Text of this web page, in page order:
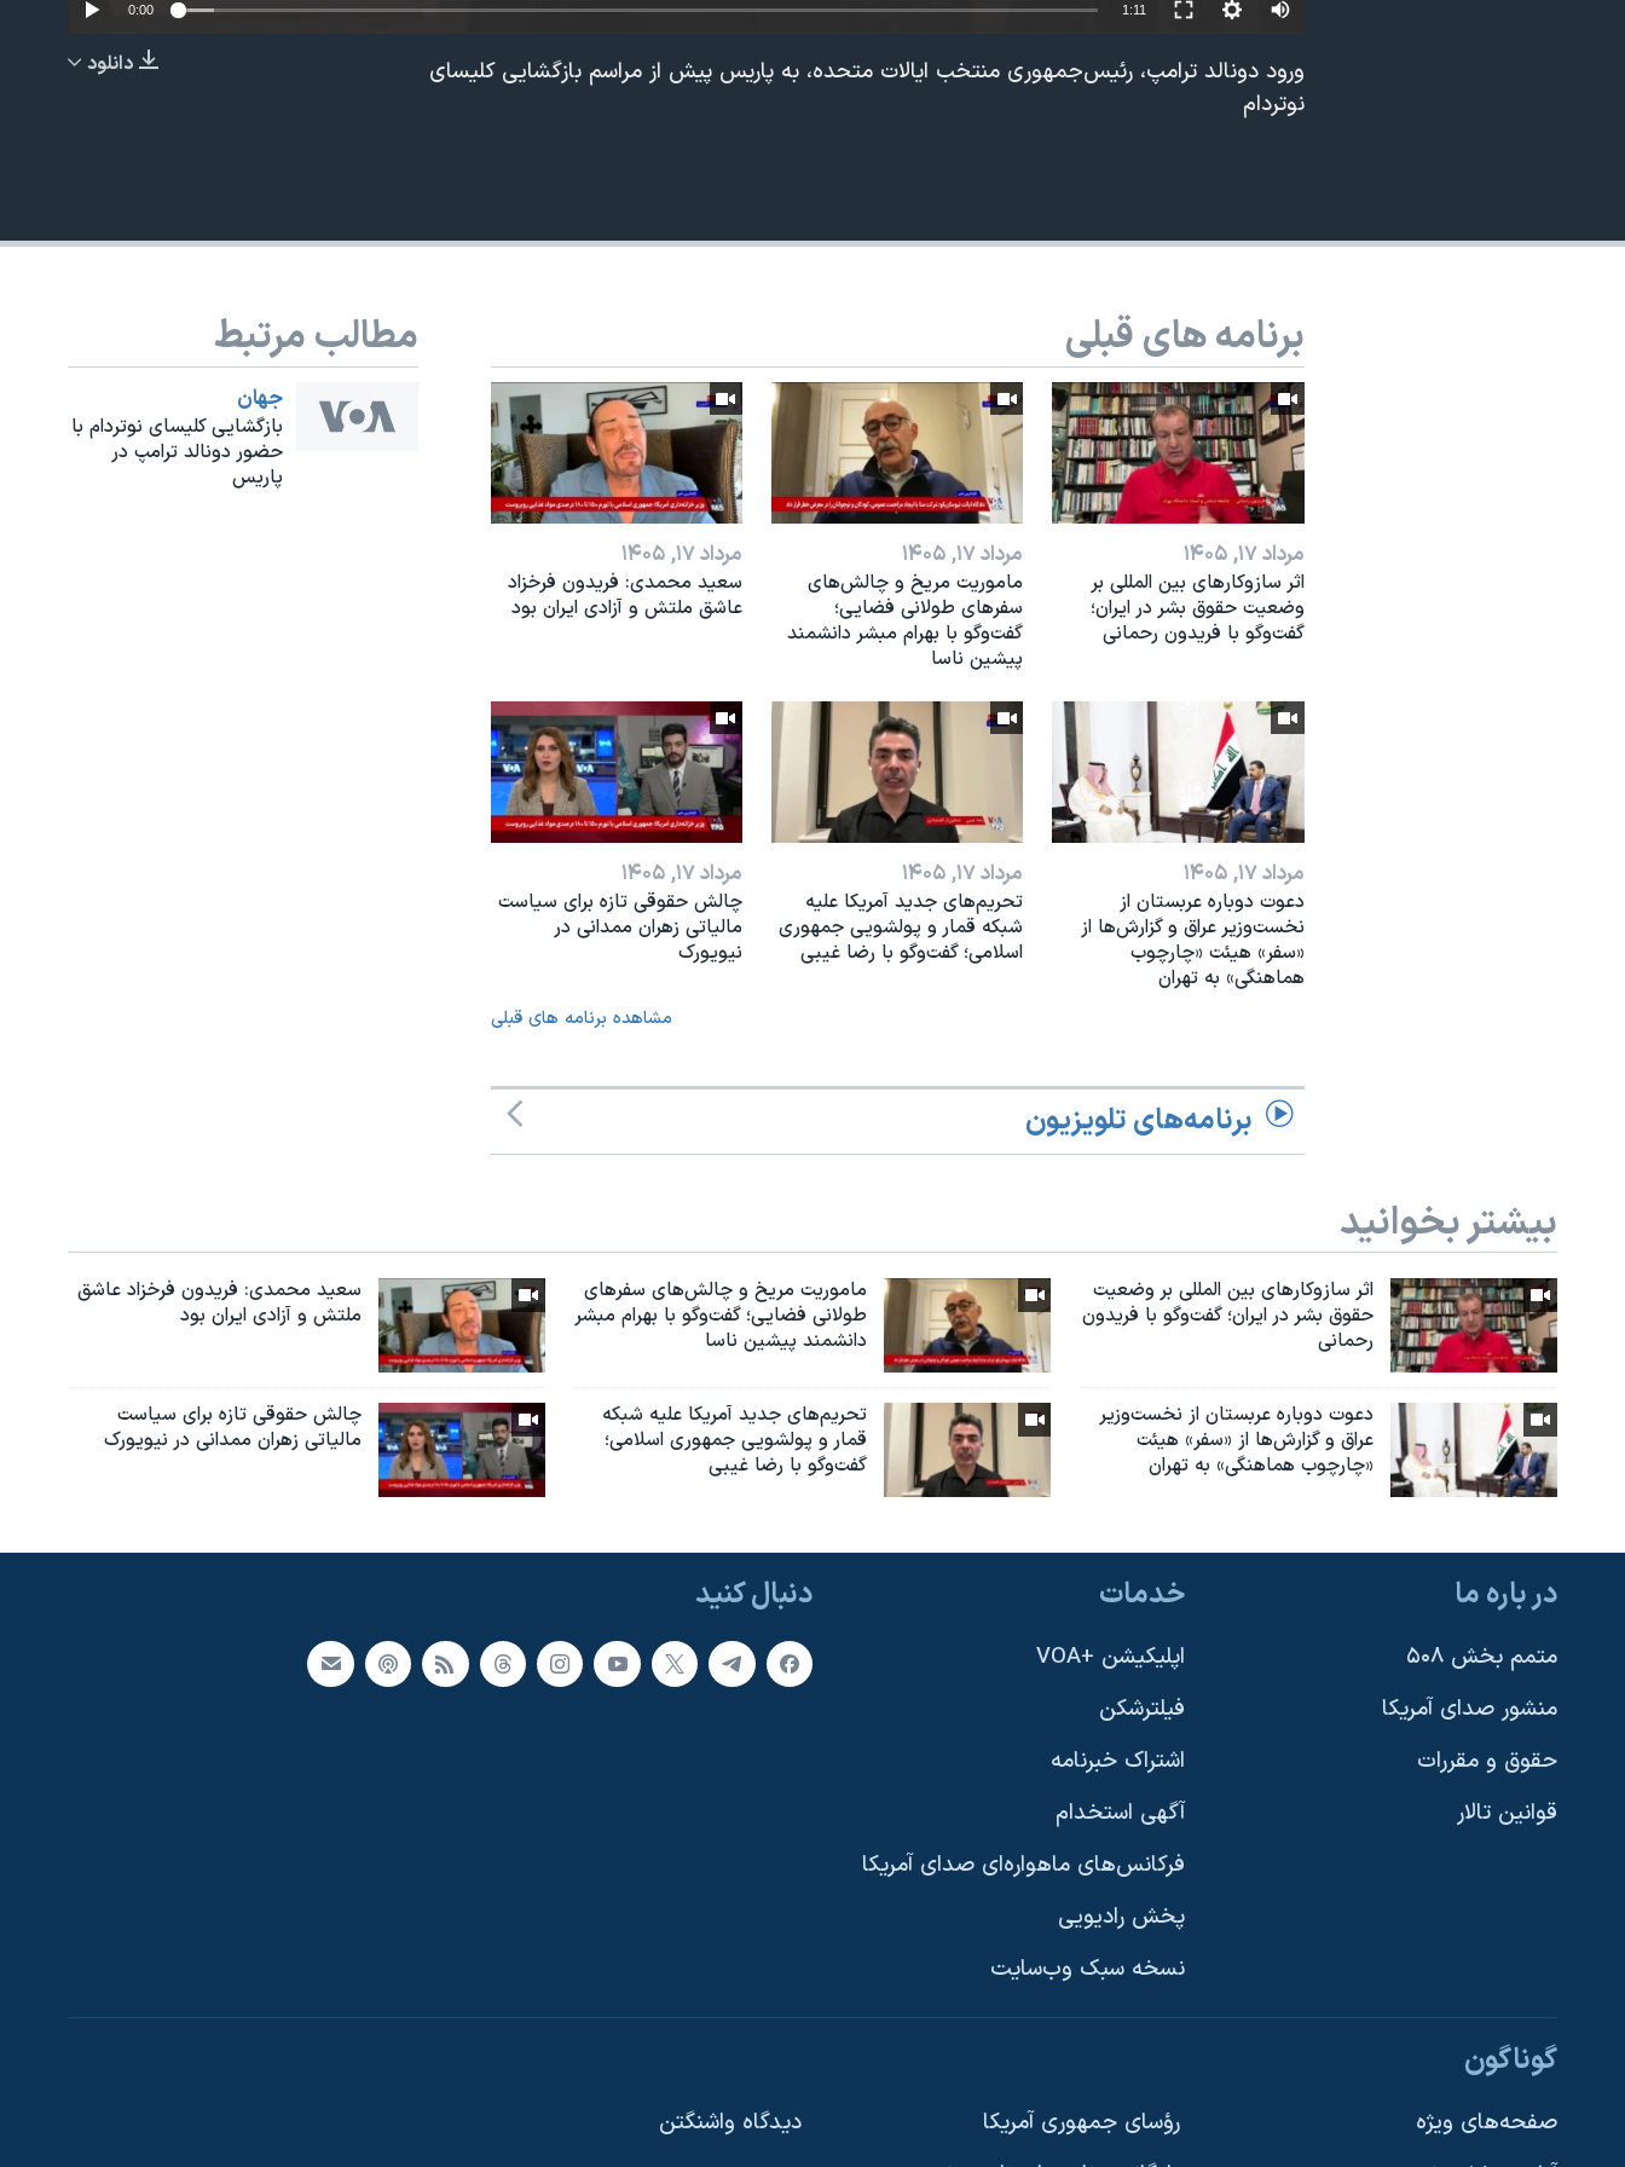
دنبال کنید
EMBED
0:00 1:11
دانلود
ورود دونالد ترامپ، رئیس‌جمهوری منتخب ایالات متحده، به پاریس پیش از مراسم بازگشایی کلیسای
نوتردام
مطالب مرتبط
جهان
بازگشایی کلیسای نوتردام با
حضور دونالد ترامپ در
پاریس
برنامه های قبلی
مرداد ۱۷, ۱۴۰۵
اثر ساز‌و‌کارهای بین المللی بر
وضعیت حقوق بشر در ایران؛
گفت‌وگو با فریدون رحمانی
مرداد ۱۷, ۱۴۰۵
ماموریت مریخ و چالش‌های
سفرهای طولانی فضایی؛
گفت‌وگو با بهرام مبشر دانشمند
پیشین ناسا
مرداد ۱۷, ۱۴۰۵
سعید محمدی: فریدون فرخزاد
عاشق ملتش و آزادی ایران بود
مرداد ۱۷, ۱۴۰۵
دعوت دوباره عربستان از
نخست‌وزیر عراق و گزارش‌ها از
«سفر» هیئت «چارچوب
هماهنگی» به تهران
مرداد ۱۷, ۱۴۰۵
تحریم‌های جدید آمریکا علیه
شبکه قمار و پولشویی جمهوری
اسلامی؛ گفت‌وگو با رضا غیبی
مرداد ۱۷, ۱۴۰۵
چالش حقوقی تازه برای سیاست
مالیاتی زهران ممدانی در
نیویورک
مشاهده برنامه های قبلی
برنامه‌های تلویزیون
بیشتر بخوانید
اثر ساز‌و‌کارهای بین المللی بر وضعیت
حقوق بشر در ایران؛ گفت‌وگو با فریدون
رحمانی
ماموریت مریخ و چالش‌های سفرهای
طولانی فضایی؛ گفت‌وگو با بهرام مبشر
دانشمند پیشین ناسا
سعید محمدی: فریدون فرخزاد عاشق
ملتش و آزادی ایران بود
دعوت دوباره عربستان از نخست‌وزیر
عراق و گزارش‌ها از «سفر» هیئت
«چارچوب هماهنگی» به تهران
تحریم‌های جدید آمریکا علیه شبکه
قمار و پولشویی جمهوری اسلامی؛
گفت‌وگو با رضا غیبی
چالش حقوقی تازه برای سیاست
مالیاتی زهران ممدانی در نیویورک
دنبال کنید در باره ما
متمم بخش ۵۰۸
منشور صدای آمریکا
حقوق و مقررات
قوانین تالار
خدمات
اپلیکیشن +VOA
فیلترشکن
اشتراک خبرنامه
آگهی استخدام
فرکانس‌های ماهواره‌ای صدای آمریکا
پخش رادیویی
نسخه سبک وب‌سایت
گوناگون
صفحه‌های ویژه
رؤسای جمهوری آمریکا
دیدگاه‌ واشنگتن